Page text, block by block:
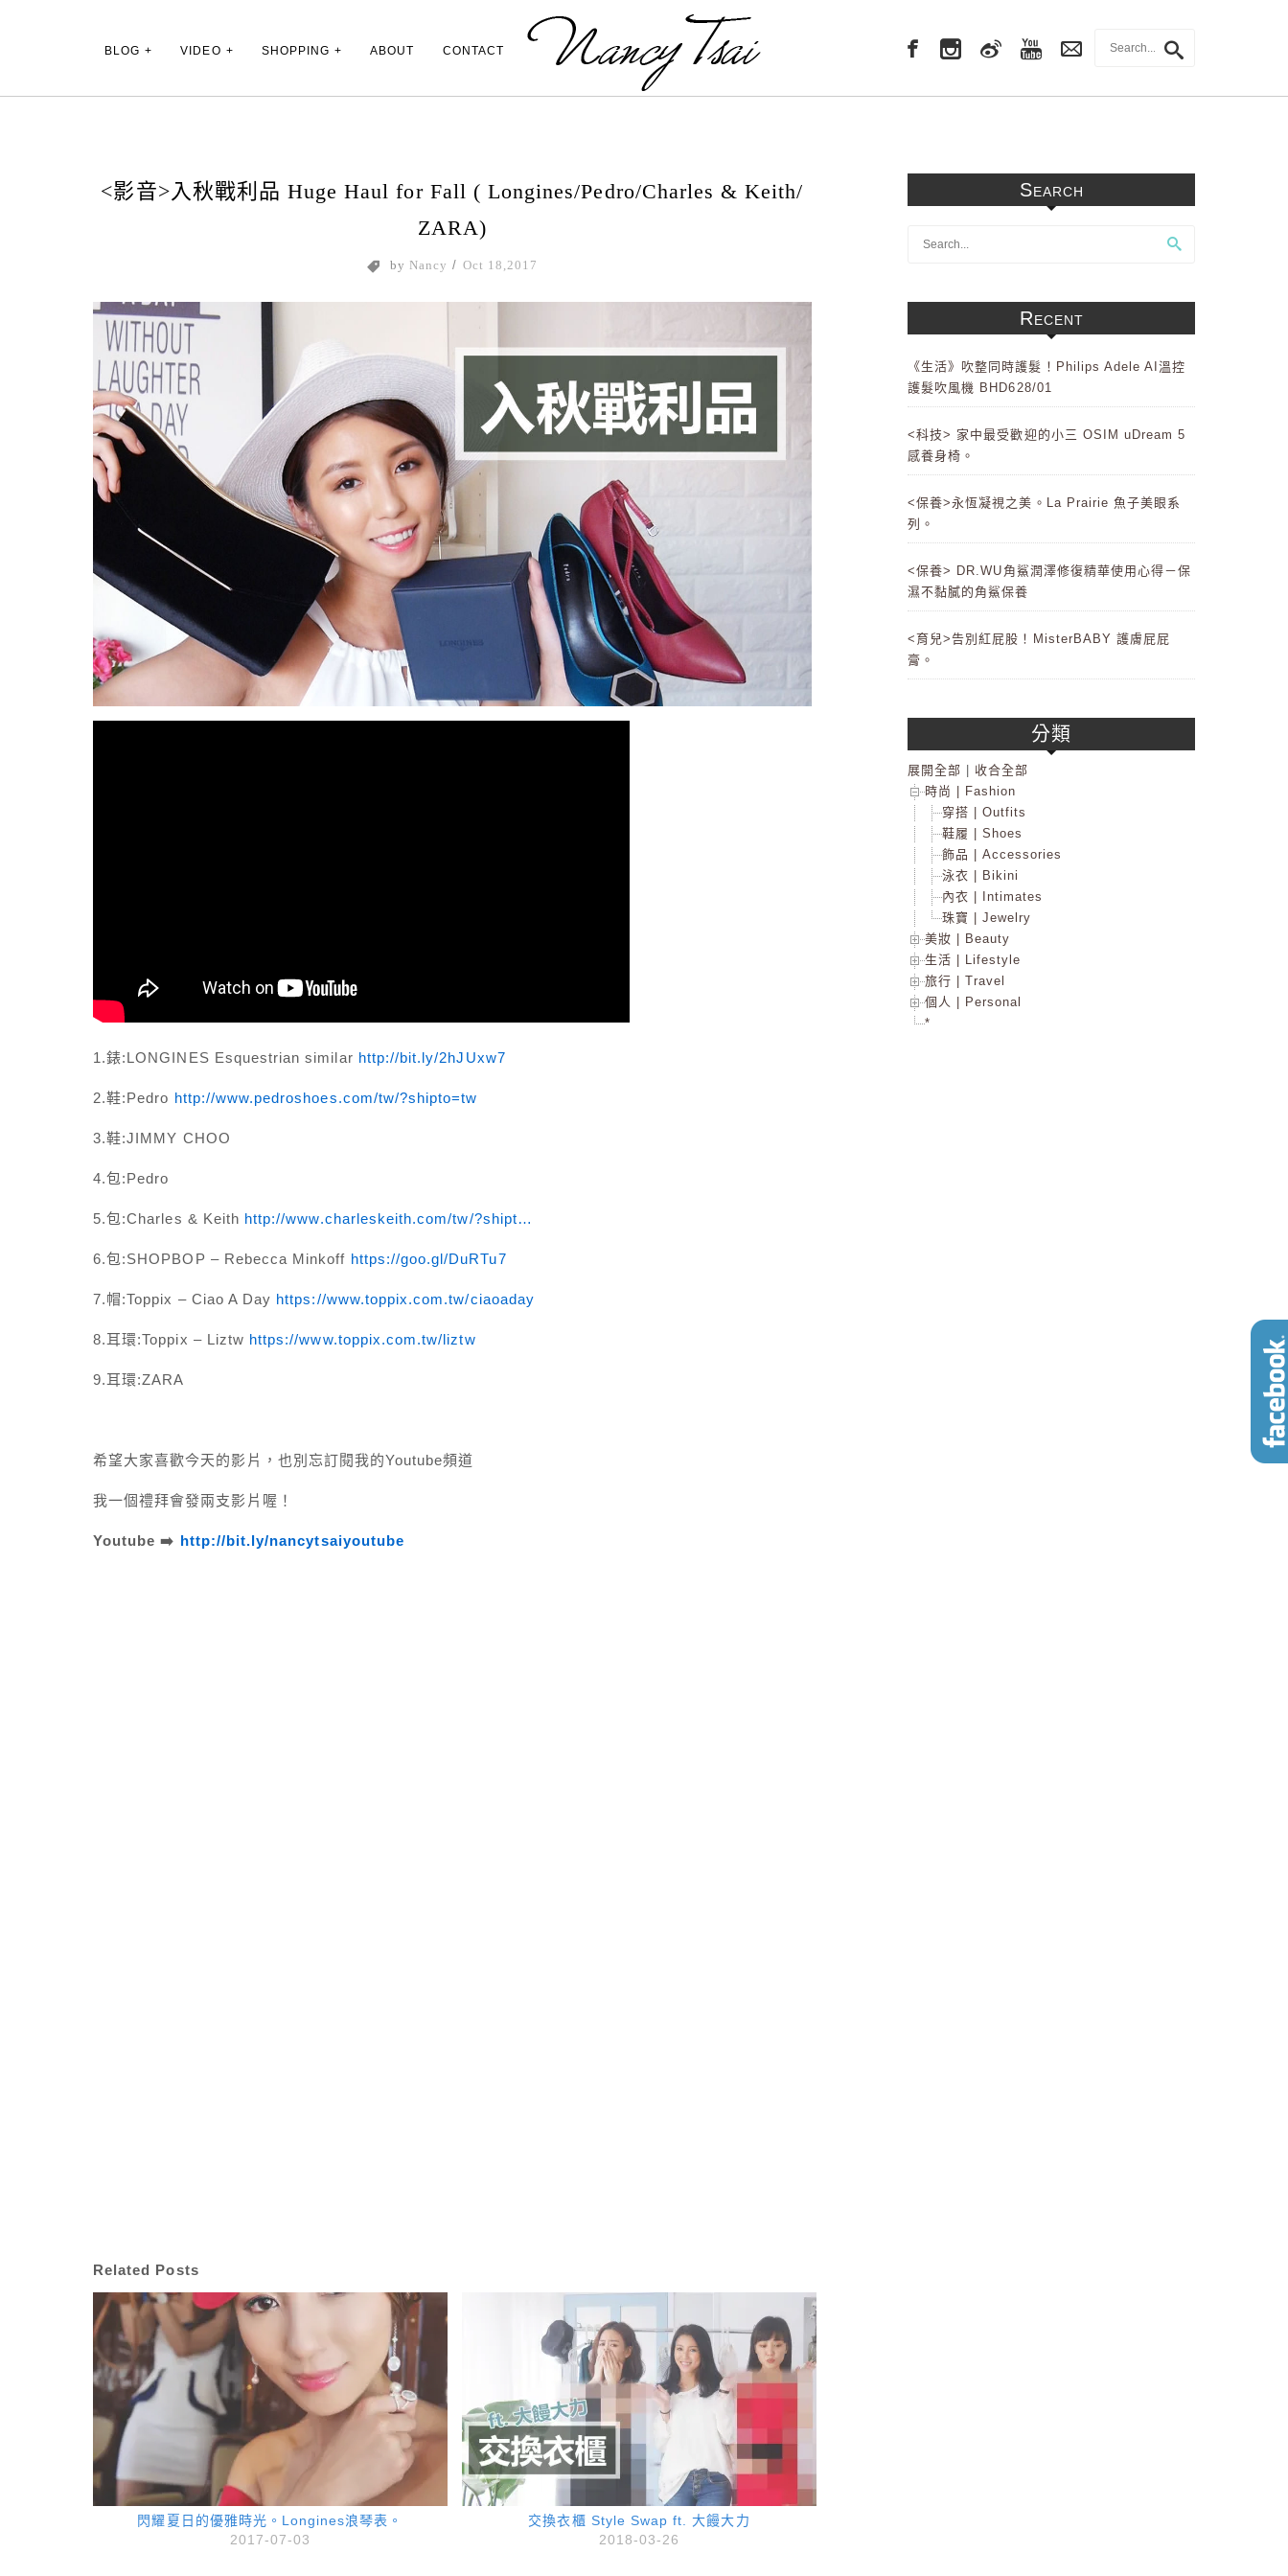
Main Menu
BLOG VIDEO SHOPPING ABOUT CONTACT
<影音>入秋戰利品 Huge Haul for Fall ( Longines/Pedro/Charles & Keith/
ZARA)
by Nancy / Oct 18,2017
1.錶:LONGINES Esquestrian similar http://bit.ly/2hJUxw7
2.鞋:Pedro http://www.pedroshoes.com/tw/?shipto=tw
3.鞋:JIMMY CHOO
4.包:Pedro
5.包:Charles & Keith http://www.charleskeith.com/tw/?shipt…
6.包:SHOPBOP – Rebecca Minkoff https://goo.gl/DuRTu7
7.帽:Toppix – Ciao A Day https://www.toppix.com.tw/ciaoaday
8.耳環:Toppix – Liztw https://www.toppix.com.tw/liztw
9.耳環:ZARA
希望大家喜歡今天的影片，也別忘訂閱我的Youtube頻道
我一個禮拜會發兩支影片喔！
Youtube ➡️ http://bit.ly/nancytsaiyoutube
Related Posts
閃耀夏日的優雅時光。Longines浪琴表。
2017-07-03
交換衣櫃 Style Swap ft. 大饅大力
2018-03-26
Search
Recent
《生活》吹整同時護髮！Philips Adele AI溫控
護髮吹風機 BHD628/01
<科技> 家中最受歡迎的小三 OSIM uDream 5
感養身椅。
<保養>永恆凝視之美。La Prairie 魚子美眼系
列。
<保養> DR.WU角鯊潤澤修復精華使用心得－保
濕不黏膩的角鯊保養
<育兒>告別紅屁股！MisterBABY 護膚屁屁
膏。
分類
展開全部
收合全部
時尚 | Fashion
穿搭 | Outfits
鞋履 | Shoes
飾品 | Accessories
泳衣 | Bikini
內衣 | Intimates
珠寶 | Jewelry
美妝 | Beauty
生活 | Lifestyle
旅行 | Travel
個人 | Personal
*